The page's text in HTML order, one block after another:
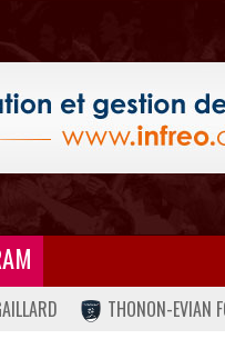
THONON-EVIAN